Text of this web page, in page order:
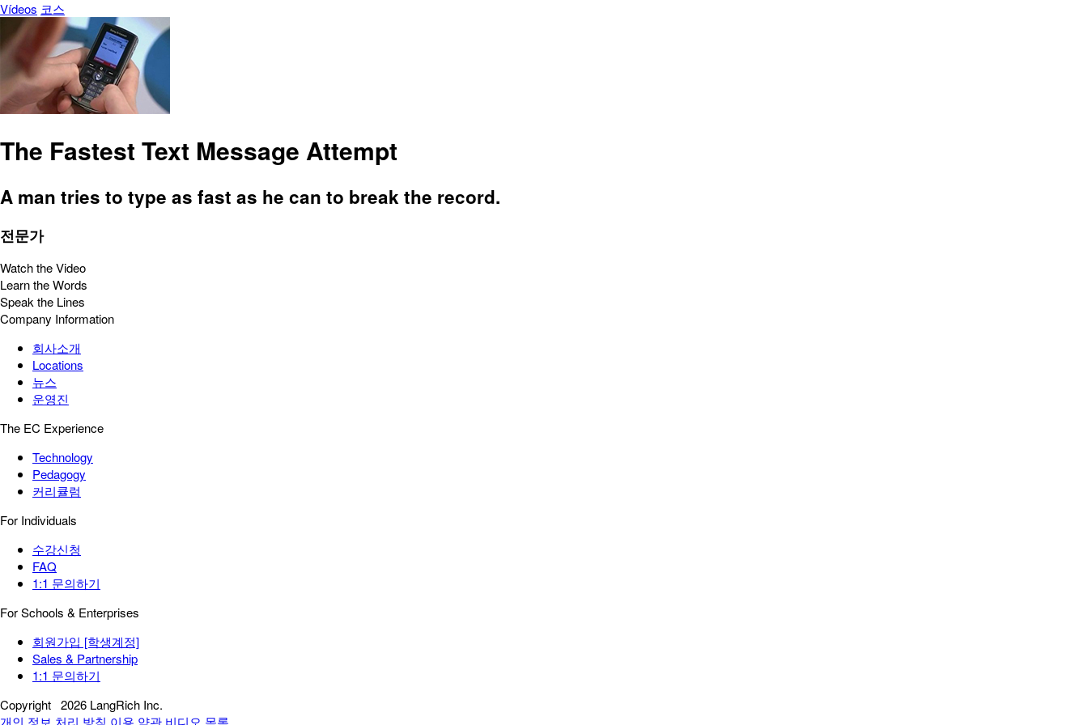
Vídeos 코스
The Fastest Text Message Attempt
A man tries to type as fast as he can to break the record.
전문가
Watch the Video
Learn the Words
Speak the Lines
Company Information
회사소개
Locations
뉴스
운영진
The EC Experience
Technology
Pedagogy
커리큘럼
For Individuals
수강신청
FAQ
1:1 문의하기
For Schools & Enterprises
회원가입 [학생계정]
Sales & Partnership
1:1 문의하기
Copyright 2026 LangRich Inc.